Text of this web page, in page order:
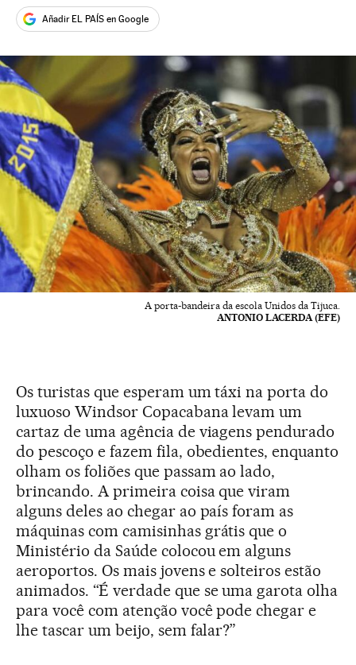
Añadir EL PAÍS en Google
A porta-bandeira da escola Unidos da Tijuca.
ANTONIO LACERDA (EFE)
Os turistas que esperam um táxi na porta do
luxuoso Windsor Copacabana levam um
cartaz de uma agência de viagens pendurado
do pescoço e fazem fila, obedientes, enquanto
olham os foliões que passam ao lado,
brincando. A primeira coisa que viram
alguns deles ao chegar ao país foram as
máquinas com camisinhas grátis que o
Ministério da Saúde colocou em alguns
aeroportos. Os mais jovens e solteiros estão
animados. “É verdade que se uma garota olha
para você com atenção você pode chegar e
lhe tascar um beijo, sem falar?”